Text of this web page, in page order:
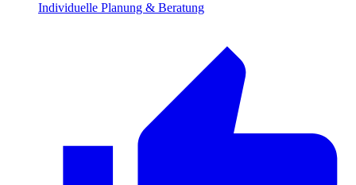
Individuelle Planung & Beratung